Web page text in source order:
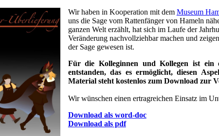
Wir haben in Kooperation mit dem Museum
uns die Sage vom Rattenfänger von Hameln
ganzen Welt erzählt, hat sich im Laufe der
Veränderung nachvollziehbar machen und
der Sage gewesen ist.
Für die Kolleginnen und Kollegen ist ein
entstanden, das es ermöglicht, diesen
Material steht kostenlos zum Download zur
Wir wünschen einen ertragreichen Einsatz im
Download als word-doc
Download als pdf